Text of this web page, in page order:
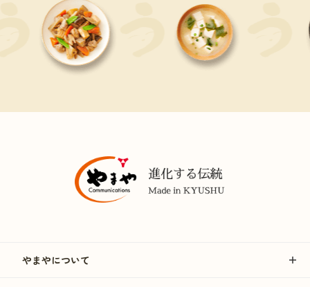
やまやについて